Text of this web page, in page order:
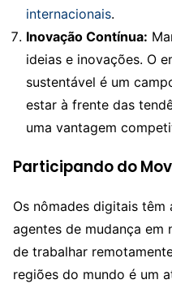
internacionais.
Inovação Contínua:
ideias e inovações. O
sustentável é um
estar à frente das
uma vantagem
Participando do
Os nômades digitais
agentes de mudança em
de trabalhar
regiões do mundo é um